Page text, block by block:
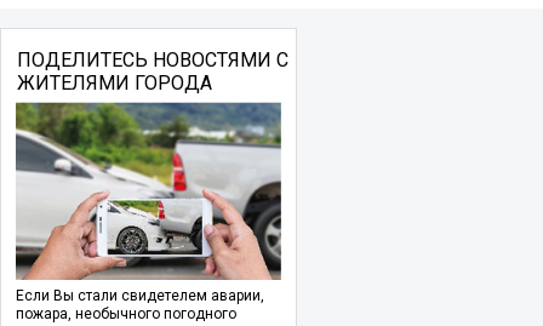
ПОДЕЛИТЕСЬ НОВОСТЯМИ С
ЖИТЕЛЯМИ ГОРОДА
Если Вы стали свидетелем аварии,
пожара, необычного погодного